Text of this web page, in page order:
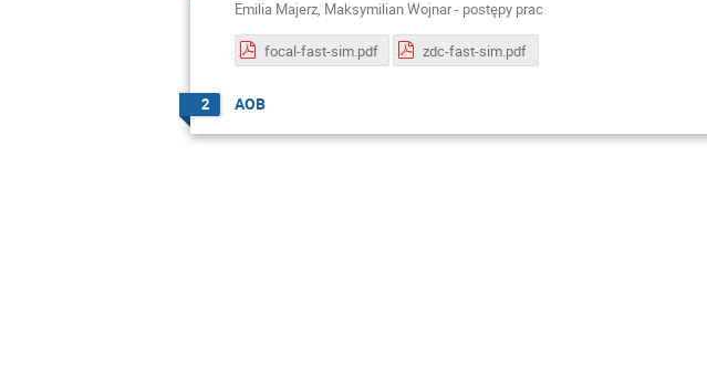
Emilia Majerz, Maksymilian Wojnar - postępy prac
focal-fast-sim.pdf zdc-fast-sim.pdf
2 AOB